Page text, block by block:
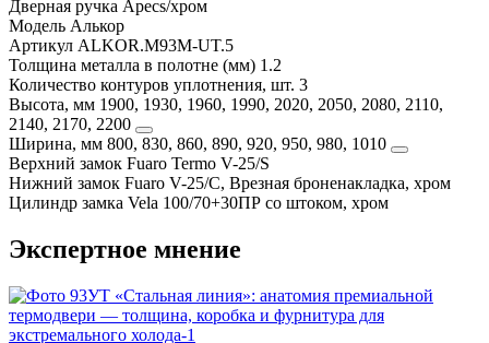
Дверная ручка Apecs/хром
Модель Алькор
Артикул ALKOR.M93M-UT.5
Толщина металла в полотне (мм) 1.2
Количество контуров уплотнения, шт. 3
Высота, мм 1900, 1930, 1960, 1990, 2020, 2050, 2080, 2110,
2140, 2170, 2200
Ширина, мм 800, 830, 860, 890, 920, 950, 980, 1010
Верхний замок Fuaro Termo V-25/S
Нижний замок Fuaro V-25/C, Врезная броненакладка, хром
Цилиндр замка Vela 100/70+30ПР со штоком, хром
Экспертное мнение